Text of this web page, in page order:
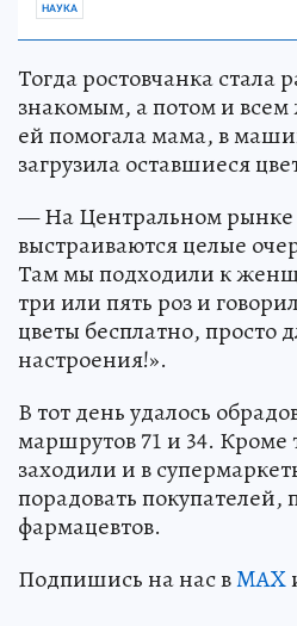
НАУКА
Тогда ростовчанка стала
знакомым, а потом и
ей помогала мама, в
загрузила оставшиеся
— На Центральном рынке
выстраиваются целые
Там мы подходили к
три или пять роз и
цветы бесплатно, просто
настроения!».
В тот день удалось
маршрутов 71 и 34. Кроме
заходили и в
порадовать покупателей,
фармацевтов.
Подпишись на нас вMAX